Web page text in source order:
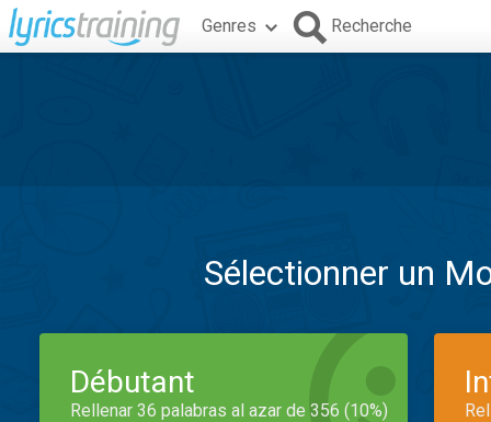
Genres Recherche
Sélectionner un
Débutant
Rellenar 36 palabras al azar de 356 (10%)